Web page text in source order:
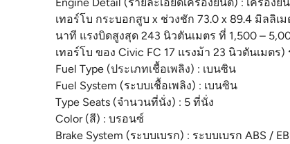
เทอร์โบ กระบอกสูบ x ช่วงชัก 73.0 x 89.4 มิลลิเ
นาที แรงบิดสูงสุด 243 นิวตันเมตร ที่ 1,500 –
เทอร์โบ ของ Civic FC 17 แรงม้า 23 นิวตันเมตร
Fuel Type (ประเภทเชื้อเพลิง) : เบนซิน
Fuel System (ระบบเชื้อเพลิง) : เบนซิน
Type Seats (จำนวนที่นั่ง) : 5 ที่นั่ง
Color (สี) : บรอนซ์
Brake System (ระบบเบรก) : ระบบเบรก ABS /